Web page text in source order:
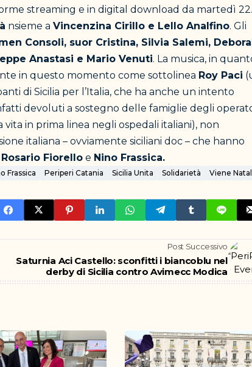
streaming e in digital download da martedì 22.
nsieme a Vincenzina Cirillo e Lello Analfino. Gli
Consoli, suor Cristina, Silvia Salemi,
Anastasi e Mario Venuti. La musica, in
in questo momento come sottolinea Roy Paci
di Sicilia per l’Italia, che ha anche un intento
devoluti a sostegno delle famiglie degli
in prima linea negli ospedali italiani), non
italiana – ovviamente siciliani doc – che hanno
Rosario Fiorello e Nino Frassica.
Frassica Periperi Catania Sicilia Unita Solidarietà Viene
Post Successivo
Saturnia Aci Castello: sconfitti i biancoblu nel
derby di Sicilia contro Avimecc Modica